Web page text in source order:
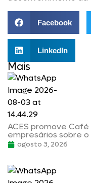
Facebook
LinkedIn
Mais
ACES promove
empresários sobre o
agosto 3, 2026